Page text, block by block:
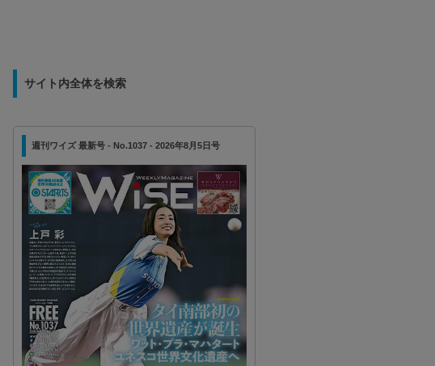
サイト内全体を検索
週刊ワイズ 最新号 - No.1037 - 2026年8月5日号